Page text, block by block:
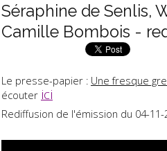
Séraphine de Senlis,
Camille Bombois -
Le presse-papier : Une fresque
écouter ici
Rediffusion de l'émission du 04-11-